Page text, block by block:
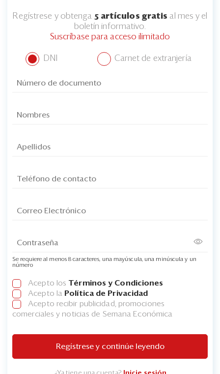
Regístrese y obtenga 5 artículos gratis al mes y el
boletín informativo.
Suscríbase para acceso ilimitado
DNI Carnet de extranjería
Se requiere al menos 8 caracteres, una mayúscula, una minúscula y un
número
Acepto los Términos y Condiciones
Acepto la Política de Privacidad
Acepto recibir publicidad, promociones
comerciales y noticias de Semana Económica
Regístrese y continúe leyendo